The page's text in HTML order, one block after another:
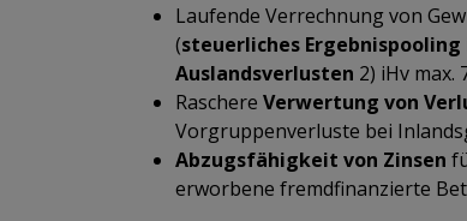
Laufende Verrechnung von
(steuerliches Ergebnispooling
Auslandsverlusten 2) iHv max.
Raschere Verwertung von
Vorgruppenverluste bei
Abzugsfähigkeit von Zinsen
erworbene fremdfinanzierte